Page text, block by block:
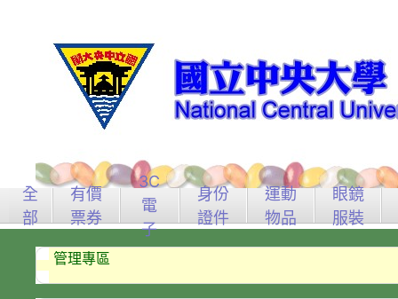
全
部
有價
票券
3C
電
子
身份
證件
運動
物品
眼鏡
服裝
管理專區